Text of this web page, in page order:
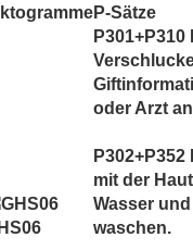
P-Sätze
P301+P310
oder Arzt
mit der
Wasser
waschen.